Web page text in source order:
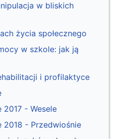
w bliskich
życia społecznego
w szkole: jak ją
i profilaktyce
- Wesele
2018 - Przedwiośnie